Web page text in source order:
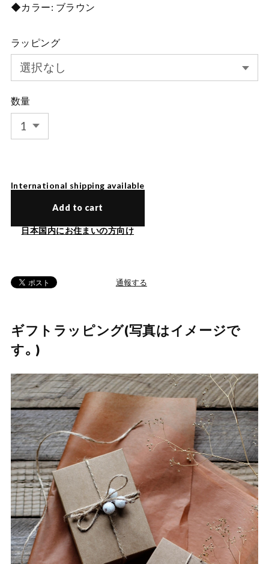
◆カラー: ブラウン
ラッピング
数量
International shipping available
Add to cart
日本国内にお住まいの方向け
通報する
ギフトラッピング(写真はイメージで
す。)